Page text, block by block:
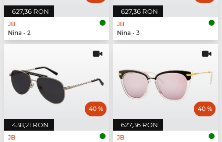
627,36 RON
JB
Nina - 2
627,36 RON
JB
Nina - 3
438,21 RON
40 %
JB
627,36 RON
40 %
JB